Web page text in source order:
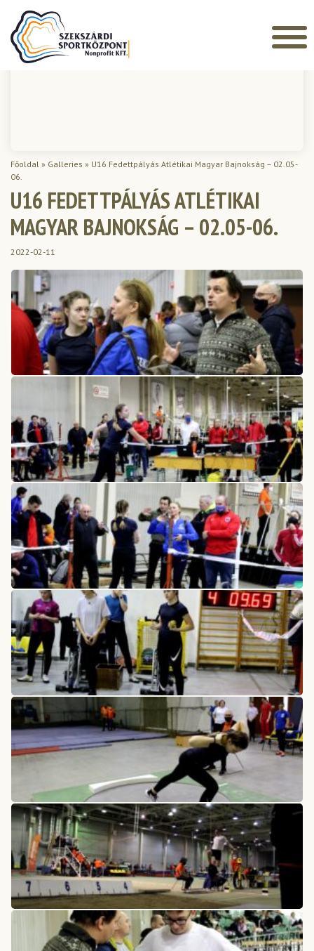
Főoldal » Galleries » U16 Fedettpályás Atlétikai Magyar Bajnokság – 02.05-
06.
U16 FEDETTPÁLYÁS ATLÉTIKAI
MAGYAR BAJNOKSÁG – 02.05-06.
2022-02-11